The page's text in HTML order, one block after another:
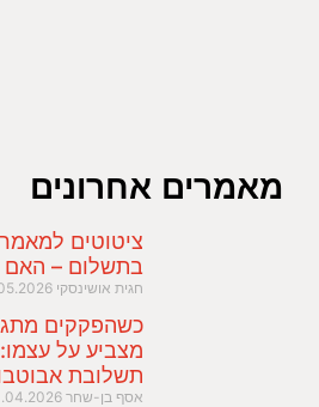
מאמרים אחרונים
ציטוטים
בתשלום – האם
חגית אושינסקי
כשהפקקים
מצביע על
תשלובת
אסף בן-שחר